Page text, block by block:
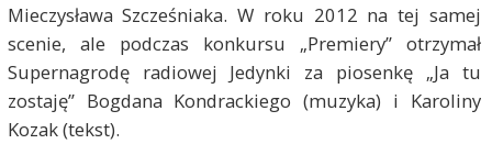
Mieczysława Szcześniaka. W roku 2012 na tej samej
scenie, ale podczas konkursu „Premiery” otrzymał
Supernagrodę radiowej Jedynki za piosenkę „Ja tu
zostaję” Bogdana Kondrackiego (muzyka) i Karoliny
Kozak (tekst).